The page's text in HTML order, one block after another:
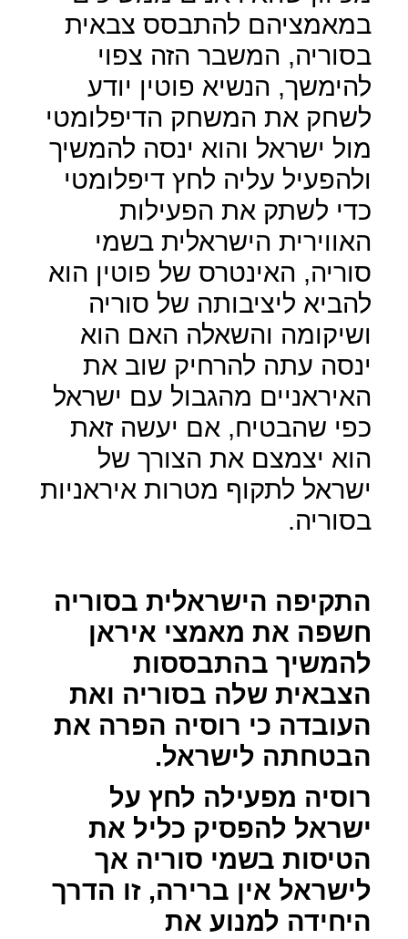
במאמציהם להתבסס צבאית
בסוריה, המשבר הזה צפוי
להימשך, הנשיא פוטין יודע
לשחק את המשחק הדיפלומטי
מול ישראל והוא ינסה להמשיך
ולהפעיל עליה לחץ דיפלומטי
כדי לשתק את הפעילות
האווירית הישראלית בשמי
סוריה, האינטרס של פוטין הוא
להביא ליציבותה של סוריה
ושיקומה והשאלה האם הוא
ינסה עתה להרחיק שוב את
האיראניים מהגבול עם ישראל
כפי שהבטיח, אם יעשה זאת
הוא יצמצם את הצורך של
ישראל לתקוף מטרות איראניות
בסוריה.
התקיפה הישראלית בסוריה
חשפה את מאמצי איראן
להמשיך בהתבססות
הצבאית שלה בסוריה ואת
העובדה כי רוסיה הפרה את
הבטחתה לישראל.
רוסיה מפעילה לחץ על
ישראל להפסיק כליל את
הטיסות בשמי סוריה אך
לישראל אין ברירה, זו הדרך
היחידה למנוע את